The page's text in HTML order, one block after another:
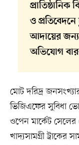
প্রাতিষ্ঠানিক
ও
আদায়ের জন্য
অভিযোগ
মোট দরিদ্র
ভিজিএফের সুবিধা
ওপেন মার্কেট
খাদ্যসামগ্রী ট্রাকের